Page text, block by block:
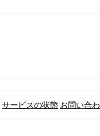
サービスの状態 お問い合